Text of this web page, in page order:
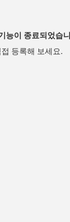
능이 종료되었습
등록해 보세요.